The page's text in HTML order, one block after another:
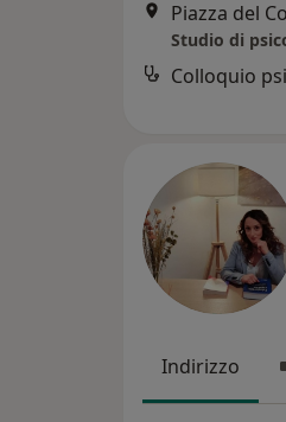
Piazza del
Studio di
Colloquio
Indirizzo